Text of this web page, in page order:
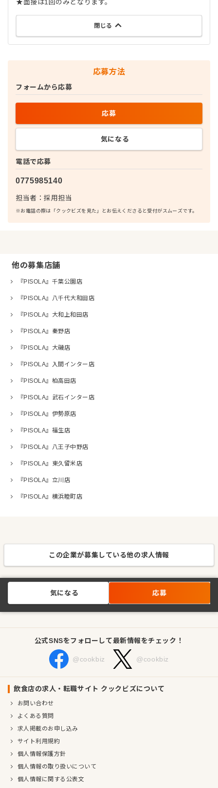
★面接は1回のみとなります。
閉じる
応募方法
電話で応募
0775985140
担当者：採用担当
※お電話の際は「クックビズを見た」とお伝えくださると受付がスムーズです。
フォームから応募
応募
気になる
他の募集店舗
『PISOLA』千葉公園店
『PISOLA』八千代大和田店
『PISOLA』大和上和田店
『PISOLA』秦野店
『PISOLA』大磯店
『PISOLA』入間インター店
『PISOLA』柏高田店
『PISOLA』武石インター店
『PISOLA』伊勢原店
『PISOLA』福生店
『PISOLA』八王子中野店
『PISOLA』東久留米店
『PISOLA』立川店
『PISOLA』横浜睦町店
この企業が募集している他の求人情報
気になる 応募
公式SNSをフォローして最新情報をチェック！
@cookbiz @cookbiz
飲食店の求人・転職サイト クックビズについて
お問い合わせ
よくある質問
求人掲載のお申し込み
サイト利用規約
個人情報保護方針
個人情報の取り扱いについて
個人情報に関する公表文